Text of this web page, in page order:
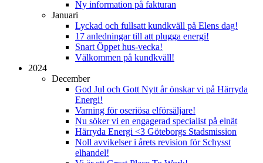
Ny information på fakturan
Januari
Lyckad och fullsatt kundkväll på Elens dag!
17 anledningar till att plugga energi!
Snart Öppet hus-vecka!
Välkommen på kundkväll!
2024
December
God Jul och Gott Nytt år önskar vi på Härryda
Energi!
Varning för oseriösa elförsäljare!
Nu söker vi en engagerad specialist på elnät
Härryda Energi <3 Göteborgs Stadsmission
Noll avvikelser i årets revision för Schysst
elhandel!